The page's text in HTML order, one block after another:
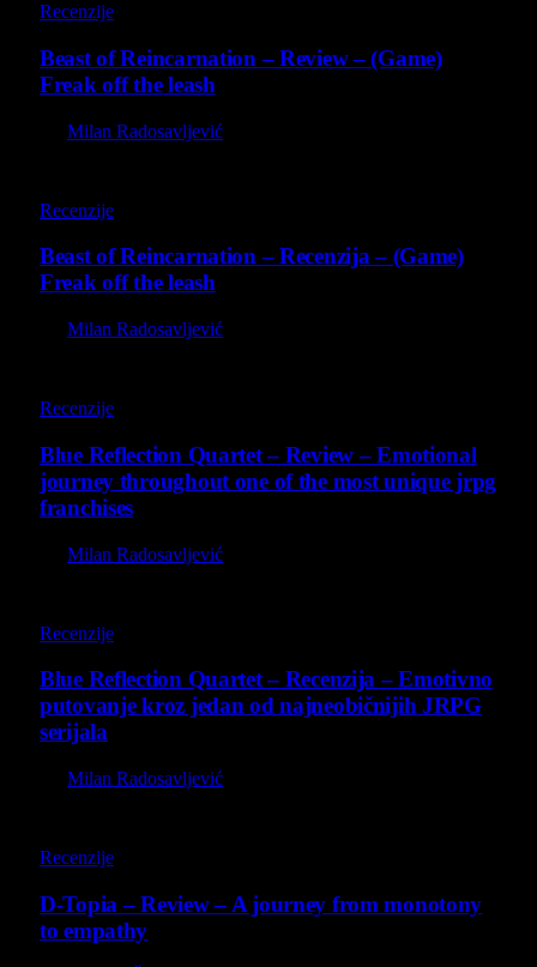
Recenzije
Beast of Reincarnation – Review – (Game)
Freak off the leash
Milan Radosavljević
Recenzije
Beast of Reincarnation – Recenzija – (Game)
Freak off the leash
Milan Radosavljević
Recenzije
Blue Reflection Quartet – Review – Emotional
journey throughout one of the most unique jrpg
franchises
Milan Radosavljević
Recenzije
Blue Reflection Quartet – Recenzija – Emotivno
putovanje kroz jedan od najneobičnijih JRPG
serijala
Milan Radosavljević
Recenzije
D-Topia – Review – A journey from monotony
to empathy